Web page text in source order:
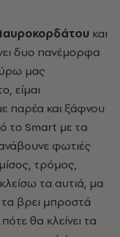
και
δυο πανέμορφα
μας
είμαι
παρέα και ξάφνου
το Smart με τα
φωτιές
τρόμος,
τα αυτιά, μα
τα βρει μπροστά
θα κλείνει τα